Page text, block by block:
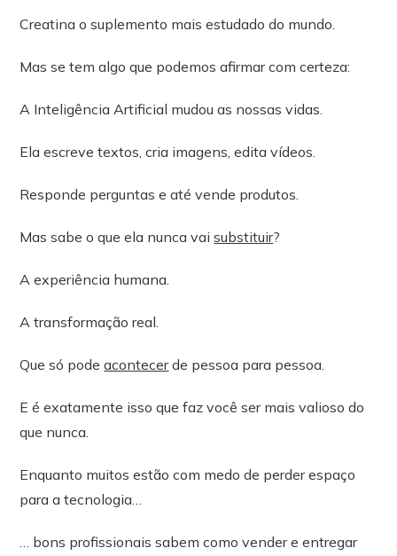
Creatina o suplemento mais estudado do mundo.
Mas se tem algo que podemos afirmar com certeza:
A Inteligência Artificial mudou as nossas vidas.
Ela escreve textos, cria imagens, edita vídeos.
Responde perguntas e até vende produtos.
Mas sabe o que ela nunca vaisubstituir?
A experiência humana.
A transformação real.
Que só podeacontecerde pessoa para pessoa.
E é exatamente isso que faz você ser mais valioso do
que nunca.
Enquanto muitos estão com medo de perder espaço
para a tecnologia…
… bons profissionais sabem como vender e entregar